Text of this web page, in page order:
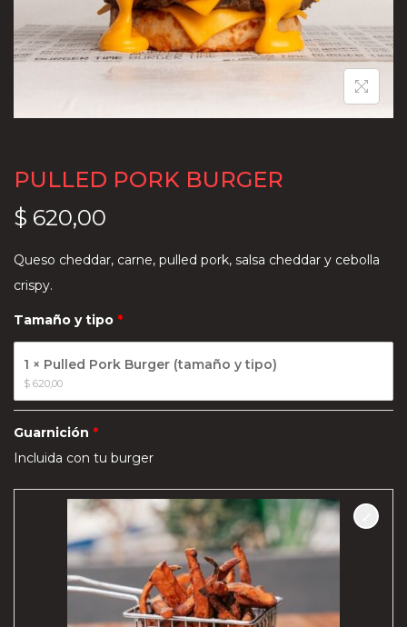
a
c
i
i
d
o
PULLED PORK BURGER
$ 620,00
Queso cheddar, carne, pulled pork, salsa cheddar y cebolla
crispy.
Tamaño y tipo
1 × Pulled Pork Burger (tamaño y tipo)
$ 620,00
Guarnición
Incluida con tu burger